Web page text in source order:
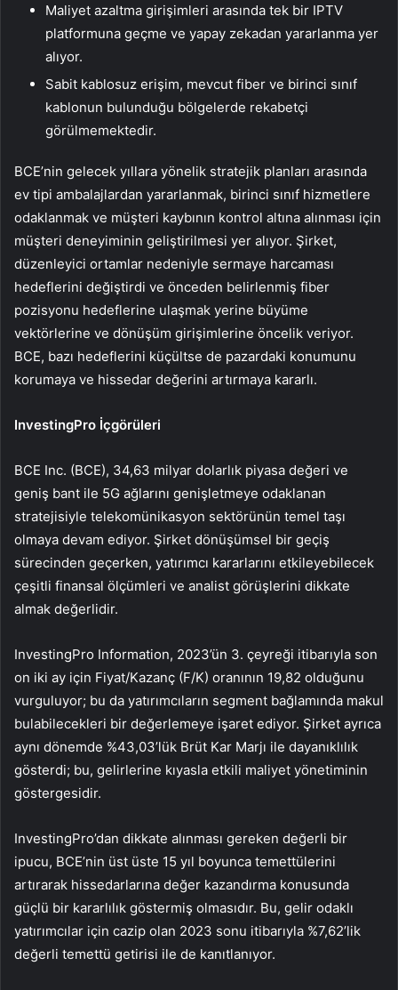
Maliyet azaltma girişimleri arasında tek bir IPTV
platformuna geçme ve yapay zekadan yararlanma yer
alıyor.
Sabit kablosuz erişim, mevcut fiber ve birinci sınıf
kablonun bulunduğu bölgelerde rekabetçi
görülmemektedir.
BCE’nin gelecek yıllara yönelik stratejik planları arasında
ev tipi ambalajlardan yararlanmak, birinci sınıf hizmetlere
odaklanmak ve müşteri kaybının kontrol altına alınması için
müşteri deneyiminin geliştirilmesi yer alıyor. Şirket,
düzenleyici ortamlar nedeniyle sermaye harcaması
hedeflerini değiştirdi ve önceden belirlenmiş fiber
pozisyonu hedeflerine ulaşmak yerine büyüme
vektörlerine ve dönüşüm girişimlerine öncelik veriyor.
BCE, bazı hedeflerini küçültse de pazardaki konumunu
korumaya ve hissedar değerini artırmaya kararlı.
InvestingPro İçgörüleri
BCE Inc. (BCE), 34,63 milyar dolarlık piyasa değeri ve
geniş bant ile 5G ağlarını genişletmeye odaklanan
stratejisiyle telekomünikasyon sektörünün temel taşı
olmaya devam ediyor. Şirket dönüşümsel bir geçiş
sürecinden geçerken, yatırımcı kararlarını etkileyebilecek
çeşitli finansal ölçümleri ve analist görüşlerini dikkate
almak değerlidir.
InvestingPro Information, 2023’ün 3. çeyreği itibarıyla son
on iki ay için Fiyat/Kazanç (F/K) oranının 19,82 olduğunu
vurguluyor; bu da yatırımcıların segment bağlamında makul
bulabilecekleri bir değerlemeye işaret ediyor. Şirket ayrıca
aynı dönemde %43,03’lük Brüt Kar Marjı ile dayanıklılık
gösterdi; bu, gelirlerine kıyasla etkili maliyet yönetiminin
göstergesidir.
InvestingPro’dan dikkate alınması gereken değerli bir
ipucu, BCE’nin üst üste 15 yıl boyunca temettülerini
artırarak hissedarlarına değer kazandırma konusunda
güçlü bir kararlılık göstermiş olmasıdır. Bu, gelir odaklı
yatırımcılar için cazip olan 2023 sonu itibarıyla %7,62’lik
değerli temettü getirisi ile de kanıtlanıyor.